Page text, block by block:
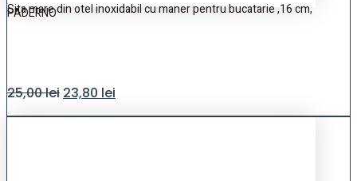
Sita mare din otel inoxidabil cu maner pentru bucatarie ,16 cm,
PADERNO
25,00lei 23,80 lei